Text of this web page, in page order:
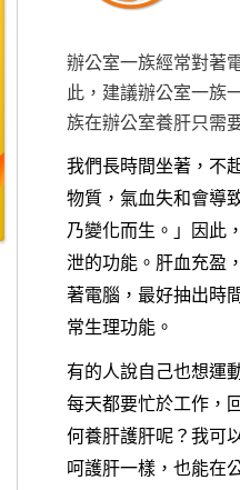
辦公室一族經常對著
此，建議辦公室一族
族在辦公室養肝只需
我們長時間坐著，不
物質，氣血失和會導
乃變化而生。」因此
泄的功能。肝血充盈
著電腦，最好抽出時
常生理功能。
有的人說自己也想運
每天都要忙於工作，
何養肝護肝呢？我可
呵護肝一樣，也能在